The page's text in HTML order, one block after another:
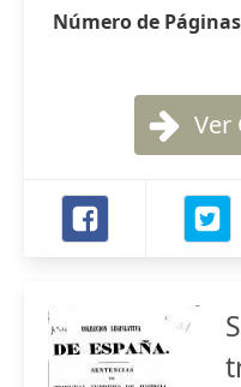
Número de
Ver